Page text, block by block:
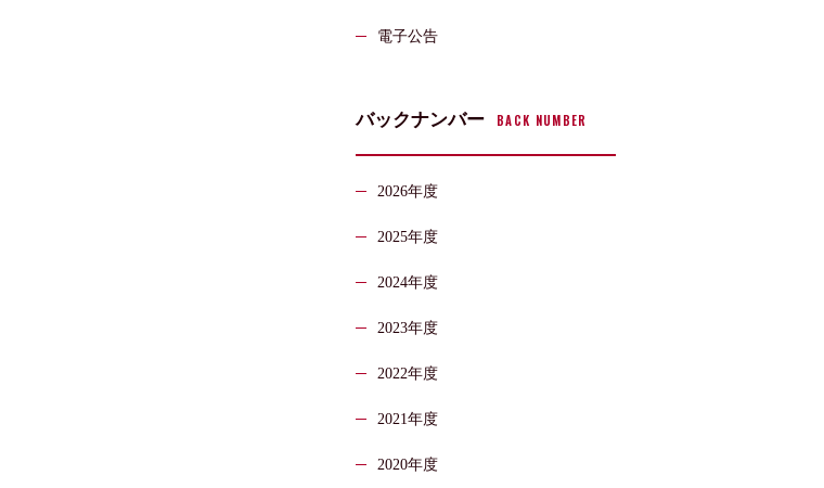
電子公告
バックナンバー BACK NUMBER
2026年度
2025年度
2024年度
2023年度
2022年度
2021年度
2020年度